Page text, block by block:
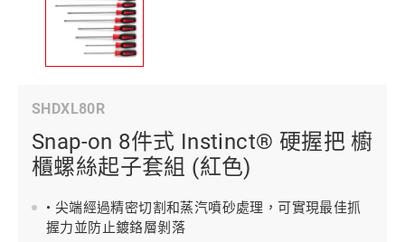
SHDXL80R
Snap-on 8件式 Instinct® 硬握把 櫥
櫃螺絲起子套組 (紅色)
• 尖端經過精密切割和蒸汽噴砂處理，可實現最佳抓
握力並防止鍍鉻層剝落